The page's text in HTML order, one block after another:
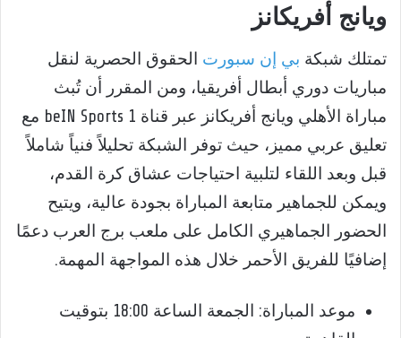
ويانج أفريكانز
تمتلك شبكة بي إن سبورت الحقوق الحصرية لنقل
مباريات دوري أبطال أفريقيا، ومن المقرر أن تُبث
مباراة الأهلي ويانج أفريكانز عبر قناة beIN Sports 1 مع
تعليق عربي مميز، حيث توفر الشبكة تحليلاً فنياً شاملاً
قبل وبعد اللقاء لتلبية احتياجات عشاق كرة القدم،
ويمكن للجماهير متابعة المباراة بجودة عالية، ويتيح
الحضور الجماهيري الكامل على ملعب برج العرب دعمًا
إضافيًا للفريق الأحمر خلال هذه المواجهة المهمة.
موعد المباراة: الجمعة الساعة 18:00 بتوقيت